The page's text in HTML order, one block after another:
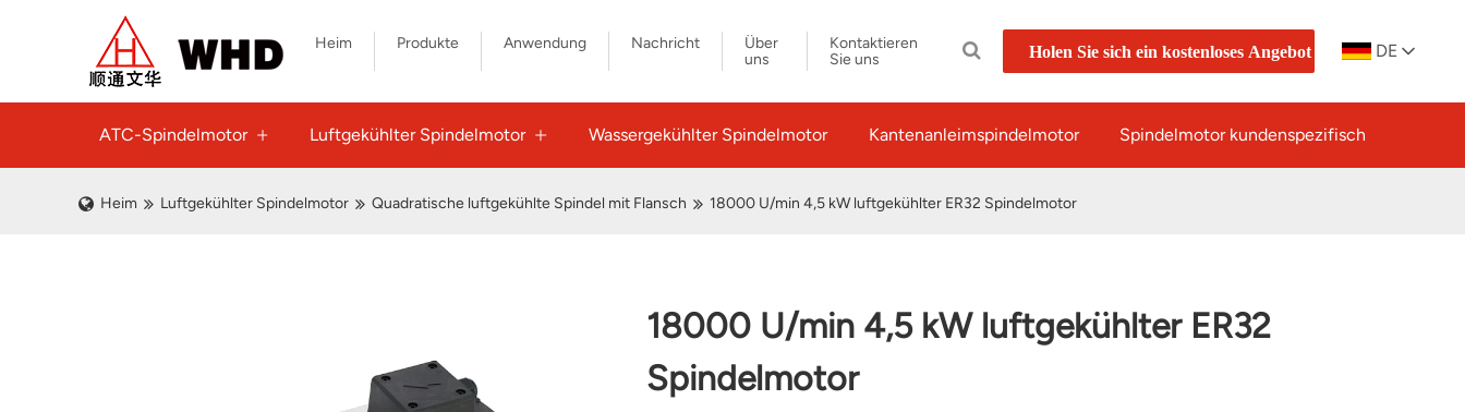
Heim Produkte Anwendung Nachricht
Über
uns
Kontaktieren
Sie uns
Holen Sie sich ein kostenloses Angebot DE
ATC-Spindelmotor Luftgekühlter Spindelmotor Wassergekühlter Spindelmotor Kantenanleimspindelmotor Spindelmotor kundenspezifisch
Heim Luftgekühlter Spindelmotor Quadratische luftgekühlte Spindel mit Flansch 18000 U/min 4,5 kW luftgekühlter ER32 Spindelmotor
18000 U/min 4,5 kW luftgekühlter ER32
Spindelmotor